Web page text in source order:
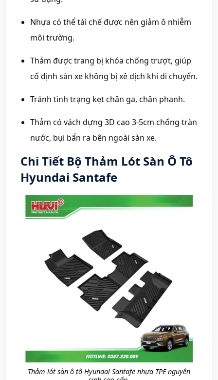
Nhựa có thể tái chế được nên giảm ô nhiễm
môi trường.
Thảm được trang bị khóa chống trượt, giúp
cố định sàn xe không bị xê dịch khi di chuyển.
Tránh tình trạng kẹt chân ga, chân phanh.
Thảm có vách dựng 3D cao 3-5cm chống tràn
nước, bụi bẩn ra bên ngoài sàn xe.
Chi Tiết Bộ Thảm Lót Sàn Ô Tô
Hyundai Santafe
Thảm lót sàn ô tô Hyundai Santafe nhựa TPE nguyên